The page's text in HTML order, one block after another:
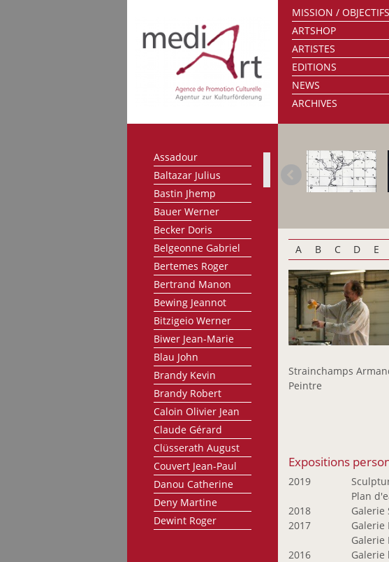
MISSION / OBJECTIFS
ARTSHOP
ARTISTES
EDITIONS
NEWS
ARCHIVES
Assadour
Baltazar Julius
Bastin Jhemp
Bauer Werner
Becker Doris
Belgeonne Gabriel
Bertemes Roger
Bertrand Manon
Bewing Jeannot
Bitzigeio Werner
Biwer Jean-Marie
Blau John
Brandy Kevin
Brandy Robert
Caloin Olivier Jean
Claude Gérard
Clüsserath August
Couvert Jean-Paul
Danou Catherine
Deny Martine
Dewint Roger
A B C D E
Strainchamps
Peintre
Expositions
2019
Plan
2018
Galerie
2017
Galerie
Galerie
2016
Galerie